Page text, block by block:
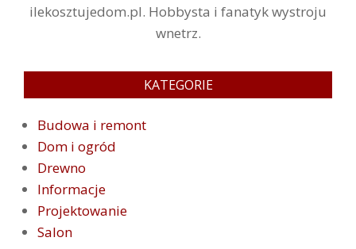
ilekosztujedom.pl. Hobbysta i fanatyk wystroju
wnetrz.
KATEGORIE
Budowa i remont
Dom i ogród
Drewno
Informacje
Projektowanie
Salon